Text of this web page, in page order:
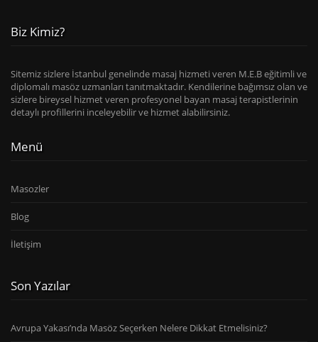
Biz Kimiz?
Sitemiz sizlere İstanbul genelinde masaj hizmeti veren M.E.B eğitimli ve
diplomalı masöz uzmanları tanıtmaktadır. Kendilerine bağımsız olan ve
sizlere bireysel hizmet veren profesyonel bayan masaj terapistlerinin
detaylı profillerini inceleyebilir ve hizmet alabilirsiniz.
Menü
Masozler
Blog
İletişim
Son Yazılar
Avrupa Yakası’nda Masöz Seçerken Nelere Dikkat Etmelisiniz?